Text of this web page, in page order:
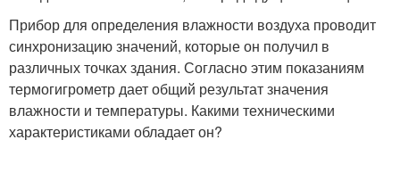
Прибор для определения влажности воздуха проводит
синхронизацию значений, которые он получил в
различных точках здания. Согласно этим показаниям
термогигрометр дает общий результат значения
влажности и температуры. Какими техническими
характеристиками обладает он?